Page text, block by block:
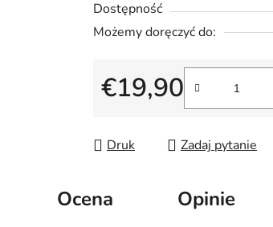
Dostępność
Możemy doręczyć do:
€19,90
Cena jednostkowa:
Druk
Zadaj pytanie
Ocena Opinie